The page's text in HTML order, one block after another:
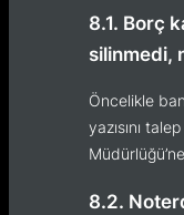
8.1. Borç
silinmedi,
Öncelikle
yazısını
8.2.